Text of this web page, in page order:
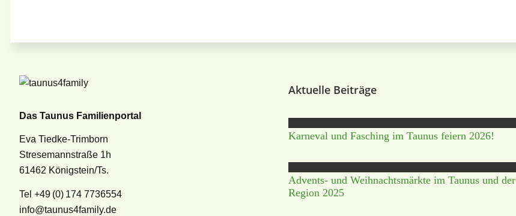
Das Taunus Familienportal
Eva Tiedke-Trimborn
Stresemannstraße 1h
61462 Königstein/Ts.
Tel +49 (0) 174 7736554
info@taunus4family.de
Aktuelle Beiträge
Karneval und Fasching im Taunus feiern 2026!
Advents- und Weihnachtsmärkte im Taunus und der
Region 2025